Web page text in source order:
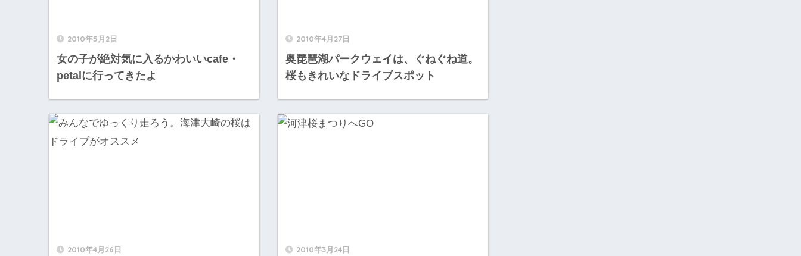
2010年5月2日
女の子が絶対気に入るかわいいcafe・
petalに行ってきたよ
2010年4月27日
奥琵琶湖パークウェイは、ぐねぐね道。
桜もきれいなドライブスポット
2010年4月26日 2010年3月24日